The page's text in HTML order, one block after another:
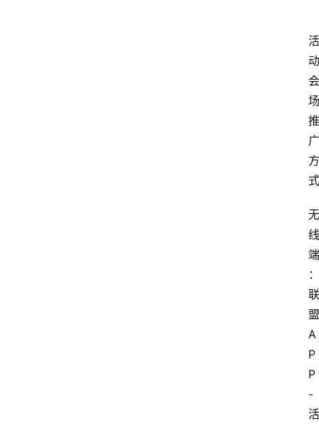
活
动
会
场
推
广
方
式
无
线
端
：
联
盟
A
P
P
-
活